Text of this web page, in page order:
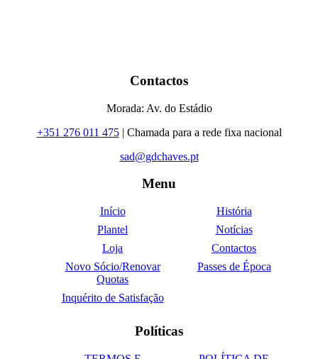
Contactos
Morada: Av. do Estádio
+351 276 011 475| Chamada para a rede fixa nacional
sad@gdchaves.pt
Menu
Início
História
Plantel
Notícias
Loja
Contactos
Novo Sócio/Renovar
Quotas
Passes de Época
Inquérito de Satisfação
Políticas